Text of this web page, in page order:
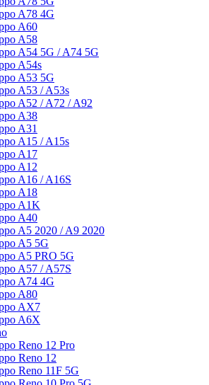
A78 4G
A60
A58
A54 5G / A74 5G
A54s
A53 5G
A53 / A53s
A52 / A72 / A92
A38
A31
A15 / A15s
A17
A12
A16 / A16S
A18
A1K
A40
A5 2020 / A9 2020
A5 5G
A5 PRO 5G
A57 / A57S
A74 4G
A80
AX7
A6X
Reno 12 Pro
Reno 12
Reno 11F 5G